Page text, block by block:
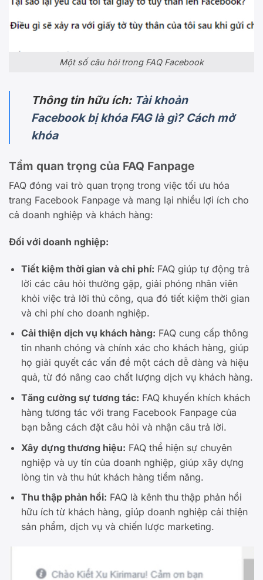
Một số câu hỏi trong FAQ Facebook
Thông tin hữu ích: Tài khoản
Facebook bị khóa FAG là gì? Cách mở
khóa
Tầm quan trọng của FAQ Fanpage
FAQ đóng vai trò quan trọng trong việc tối ưu hóa
trang Facebook Fanpage và mang lại nhiều lợi ích cho
cả doanh nghiệp và khách hàng:
Đối với doanh nghiệp:
Tiết kiệm thời gian và chi phí: FAQ giúp tự động trả
lời các câu hỏi thường gặp, giải phóng nhân viên
khỏi việc trả lời thủ công, qua đó tiết kiệm thời gian
và chi phí cho doanh nghiệp.
Cải thiện dịch vụ khách hàng: FAQ cung cấp thông
tin nhanh chóng và chính xác cho khách hàng, giúp
họ giải quyết các vấn đề một cách dễ dàng và hiệu
quả, từ đó nâng cao chất lượng dịch vụ khách hàng.
Tăng cường sự tương tác: FAQ khuyến khích khách
hàng tương tác với trang Facebook Fanpage của
bạn bằng cách đặt câu hỏi và nhận câu trả lời.
Xây dựng thương hiệu: FAQ thể hiện sự chuyên
nghiệp và uy tín của doanh nghiệp, giúp xây dựng
lòng tin và thu hút khách hàng tiềm năng.
Thu thập phản hồi: FAQ là kênh thu thập phản hồi
hữu ích từ khách hàng, giúp doanh nghiệp cải thiện
sản phẩm, dịch vụ và chiến lược marketing.